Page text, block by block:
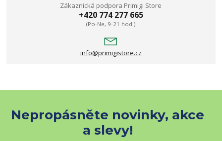
Zákaznická podpora Primigi Store
+420 774 277 665
(Po-Ne, 9-21 hod.)
info@primigistore.cz
Nepropásněte novinky, akce
a slevy!